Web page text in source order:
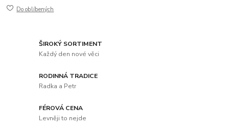
Do oblíbených
ŠIROKÝ SORTIMENT
Každý den nové věci
RODINNÁ TRADICE
Radka a Petr
FÉROVÁ CENA
Levněji to nejde